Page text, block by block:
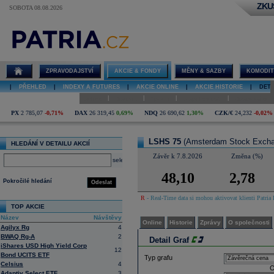
SOBOTA 08.08.2026
LSHS 75 graf
ZPRAVODAJSTVÍ AKCIE & FONDY MĚNY & SAZBY
PŘEHLED INDEXY A FUTURES AKCIE ONLINE AKCIE HISTORIE
PX 2 785,07 -0,71% DAX 26 319,45 0,69% NDQ 26 690,62 1,30% CZK/€ 24,232 -0,02%
HLEDÁNÍ V DETAILU AKCIÍ
select
Odeslat
Pokročilé hledání
TOP AKCIE
Název
Návštěvy
Agilyx Rg
4
BWAQ Rg-A
2
iShares USD High Yield Corp
Bond UCITS ETF
12
Celsius
4
LSHS 75 (Amsterdam Stock
Závěr k 7.8.2026 Změna (%)
48,10 2,78
R - Real-Time data si mohou aktivovat klienti
Online Historie Zprávy O společnosti
Detail Graf
Typ grafu